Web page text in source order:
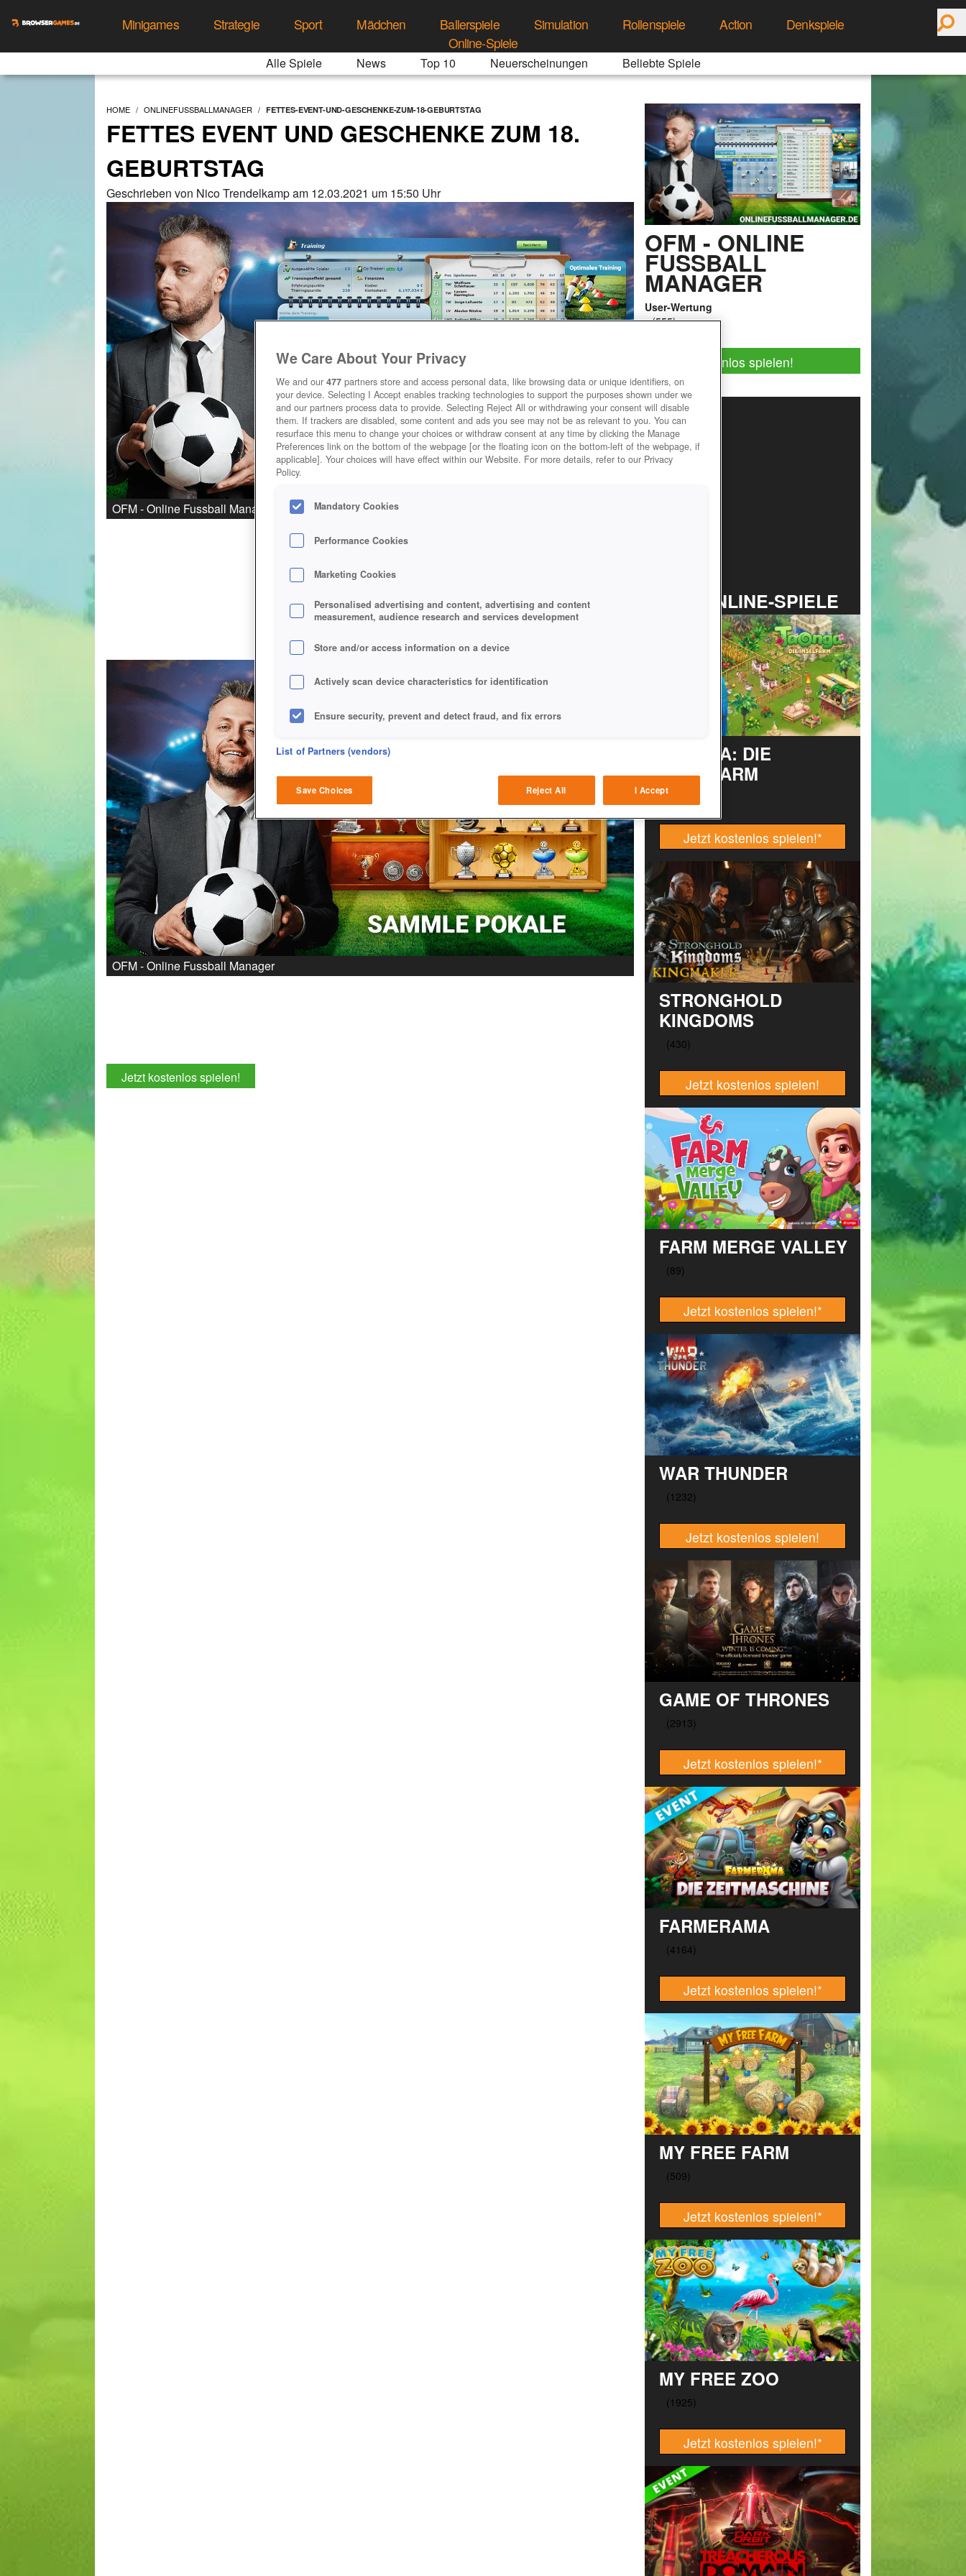
Minigames Strategie Sport Mädchen Ballerspiele Simulation Rollenspiele Action
Denkspiele
Online-Spiele
Alle Spiele News Top 10 Neuerscheinungen Beliebte Spiele
HOME ONLINEFUSSBALLMANAGER FETTES-EVENT-UND-GESCHENKE-ZUM-18-GEBURTSTAG
FETTES EVENT UND GESCHENKE ZUM 18.
GEBURTSTAG
Geschrieben von Nico Trendelkamp am 12.03.2021 um 15:50 Uhr
OFM - Online Fussball Manager
OFM - Online Fussball Manager
Jetzt kostenlos spielen!
OFM - ONLINE
FUSSBALL
MANAGER
User-Wertung
Jetzt kostenlos spielen!
TOP ONLINE-SPIELE
TAONGA: DIE
INSELFARM
Jetzt kostenlos spielen!*
STRONGHOLD
KINGDOMS
Jetzt kostenlos spielen!
FARM MERGE VALLEY
Jetzt kostenlos spielen!*
WAR THUNDER
Jetzt kostenlos spielen!
GAME OF THRONES
Jetzt kostenlos spielen!*
FARMERAMA
Jetzt kostenlos spielen!*
MY FREE FARM
Jetzt kostenlos spielen!*
MY FREE ZOO
Jetzt kostenlos spielen!*
We Care About Your Privacy
We and our 477 partners store and access personal data, like browsing data or unique identifiers, on
your device. Selecting I Accept enables tracking technologies to support the purposes shown under we
and our partners process data to provide. Selecting Reject All or withdrawing your consent will disable
them. If trackers are disabled, some content and ads you see may not be as relevant to you. You can
resurface this menu to change your choices or withdraw consent at any time by clicking the Manage
Preferences link on the bottom of the webpage [or the floating icon on the bottom-left of the webpage, if
applicable]. Your choices will have effect within our Website. For more details, refer to our Privacy
Policy.
Mandatory Cookies
Performance Cookies
Marketing Cookies
Personalised advertising and content, advertising and content
measurement, audience research and services development
Store and/or access information on a device
Actively scan device characteristics for identification
Ensure security, prevent and detect fraud, and fix errors
Deliver and present advertising and content
Match and combine data from other data sources
Link different devices
Identify devices based on information transmitted automatically
Save and communicate privacy choices
Show Purposes
List of Partners (vendors)
Save Choices Reject All I Accept